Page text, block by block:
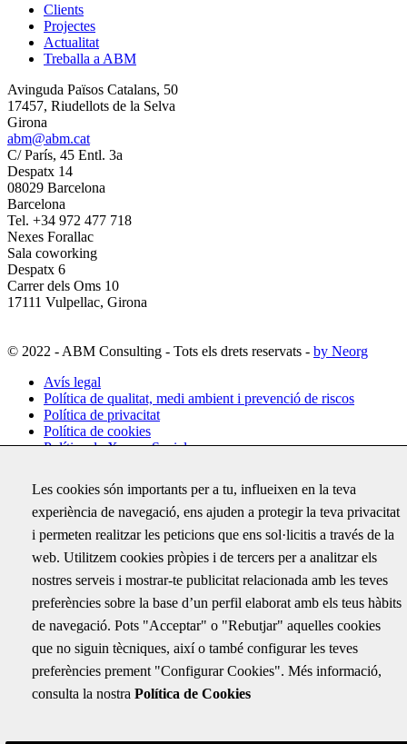
Clients
Projectes
Actualitat
Treballa a ABM
Avinguda Països Catalans, 50
17457, Riudellots de la Selva
Girona
abm@abm.cat
C/ París, 45 Entl. 3a
Despatx 14
08029 Barcelona
Barcelona
Tel. +34 972 477 718
Nexes Forallac
Sala coworking
Despatx 6
Carrer dels Oms 10
17111 Vulpellac, Girona
© 2022 - ABM Consulting - Tots els drets reservats - by Neorg
Avís legal
Política de qualitat, medi ambient i prevenció de riscos
Política de privacitat
Política de cookies
Política de Xarxes Socials
Subscriu-te
Rep per correu electrònic totes les novetats d'ABM i coneix els
darrers projectes on hem treballat
Aquest camp només és per validació i no s'ha de modificar.
Correu electrònic*
ABM SERVEIS D'ENGINYERIA I CONSULTING, S.L. com a
Les cookies són importants per a tu, influeixen en la teva
experiència de navegació, ens ajuden a protegir la teva privacitat
i permeten realitzar les peticions que ens sol·licitis a través de la
web. Utilitzem cookies pròpies i de tercers per a analitzar els
nostres serveis i mostrar-te publicitat relacionada amb les teves
preferències sobre la base d’un perfil elaborat amb els teus hàbits
de navegació. Pots "Acceptar" o "Rebutjar" aquelles cookies
que no siguin tècniques, així o també configurar les teves
preferències prement "Configurar Cookies". Més informació,
consulta la nostra Política de Cookies